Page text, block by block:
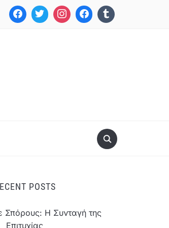
POSTS
Σπόρους: Η Συνταγή της
Επιτυχίας